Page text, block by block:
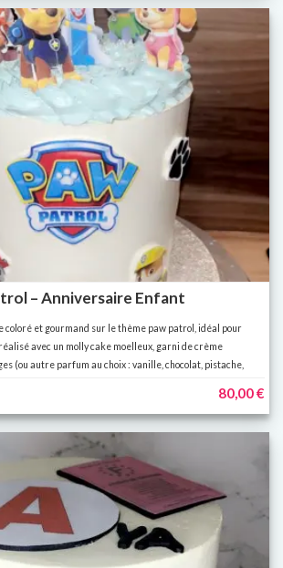
– Anniversaire Enfant
coloré et gourmand sur le thème paw patrol, idéal pour
avec un molly cake moelleux, garni de crème
(ou autre parfum au choix : vanille, chocolat, pistache,
le parfum, la couleur et le prénom de l’enfant.80,00 €